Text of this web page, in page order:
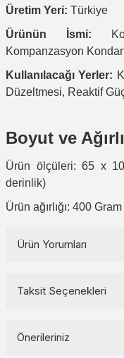
Üretim Yeri: Türkiye
Ürünün İsmi:
Kompanzasyon
Kullanılacağı Yerler:
Düzeltmesi, Reaktif
Boyut ve
Ürün ölçüleri: 65 x
derinlik)
Ürün ağırlığı: 400 Gram
Ürün Yorumları
Taksit Seçenekleri
Önerileriniz